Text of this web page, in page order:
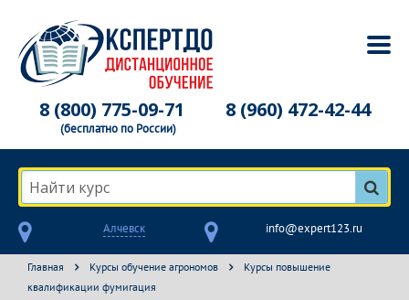
8 (800) 775-09-71
(бесплатно по России)
8 (960) 472-42-44
Найти курс
Алчевск info@expert123.ru
Главная Курсы обучение агрономов
Курсы повышение
квалификации фумигация